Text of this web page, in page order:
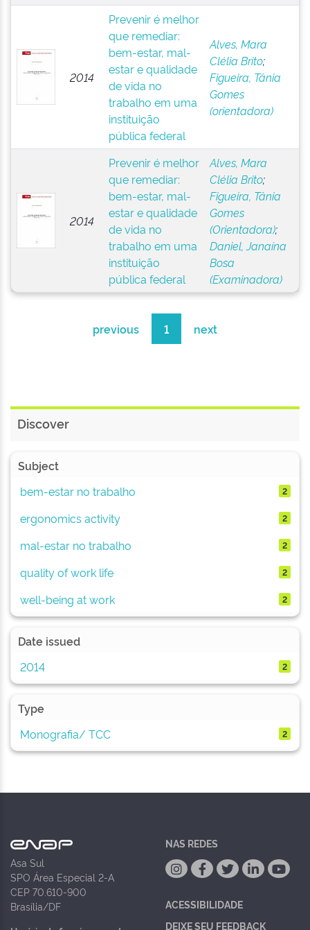
2014
Prevenir é melhor
que remediar:
bem-estar, mal-
estar e qualidade
de vida no
trabalho em uma
instituição
pública federal
Alves, Mara
Clélia Brito;
Figueira, Tânia
Gomes
(orientadora)
2014
Prevenir é melhor
que remediar:
bem-estar, mal-
estar e qualidade
de vida no
trabalho em uma
instituição
pública federal
Alves, Mara
Clélia Brito;
Figueira, Tânia
Gomes
(Orientadora);
Daniel, Janaína
Bosa
(Examinadora)
previous 1 next
Discover
Subject
bem-estar no trabalho
2
ergonomics activity 2
mal-estar no trabalho 2
quality of work life 2
well-being at work 2
Date issued
2014
2
Type
Monografia/ TCC
2
Asa Sul
SPO Área Especial 2-A
CEP 70.610-900
Brasília/DF
NAS REDES
ACESSIBILIDADE
DEIXE SEU FEEDBACK